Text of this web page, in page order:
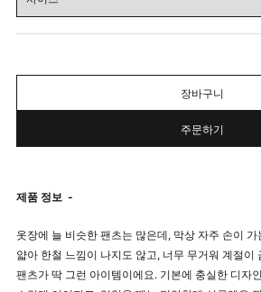
장바구니
주문하기
제품 정보 -
옷장에 늘 비슷한 팬츠는 많은데, 막상 자주 손이
얇아 한철 느낌이 나지도 않고, 너무 무거워 계절이
팬츠가 딱 그런 아이템이에요. 기본에 충실한 디자